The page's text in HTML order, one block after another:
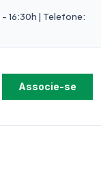
- 16:30h | Telefone:
Associe-se